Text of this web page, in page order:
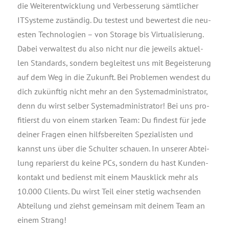
die Wei­ter­ent­wick­lung und Ver­bes­se­rung sämt­li­cher
ITSys­te­me zustän­dig. Du tes­test und bewer­test die neu­
es­ten Tech­no­lo­gien – von Sto­rage bis Vir­tua­li­sie­rung.
Dabei ver­wal­test du also nicht nur die jeweils aktu­el­
len Stan­dards, son­dern beglei­test uns mit Begeis­te­rung
auf dem Weg in die Zukunft. Bei Pro­ble­men wen­dest du
dich zukünf­tig nicht mehr an den Sys­tem­ad­mi­nis­tra­tor,
denn du wirst sel­ber Sys­tem­ad­mi­nis­tra­tor! Bei uns pro­
fi­tierst du von einem star­ken Team: Du fin­dest für jede
dei­ner Fra­gen einen hilfs­be­rei­ten Spe­zia­lis­ten und
kannst uns über die Schul­ter schau­en. In unse­rer Abtei­
lung repa­rierst du kei­ne PCs, son­dern du hast Kun­den­
kon­takt und bedienst mit einem Maus­klick mehr als
10.000 Cli­ents. Du wirst Teil einer ste­tig wach­sen­den
Abtei­lung und ziehst gemein­sam mit dei­nem Team an
einem Strang!